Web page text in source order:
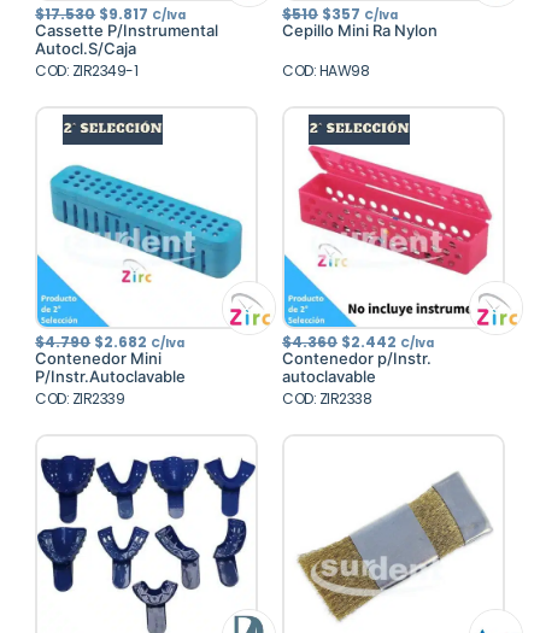
$17.530 El
precio
original
era:
$17.530.
$9.817 El
precio
actual
C/Iva
Cassette P/Instrumental
Autocl.S/Caja
COD: ZIR2349-1
$510 El
precio
original
$510.
$357 El
precio
actual
$357.
C/Iva
Cepillo Mini Ra Nylon
COD: HAW98
$4.790 El
precio
original
era:
$4.790.
$2.682 El
precio
actual
es:
C/Iva
Contenedor Mini
P/Instr.Autoclavable
COD: ZIR2339
$4.360 El
precio
original
era:
$4.360.
$2.442 El
precio
actual
C/Iva
Contenedor p/Instr.
autoclavable
COD: ZIR2338